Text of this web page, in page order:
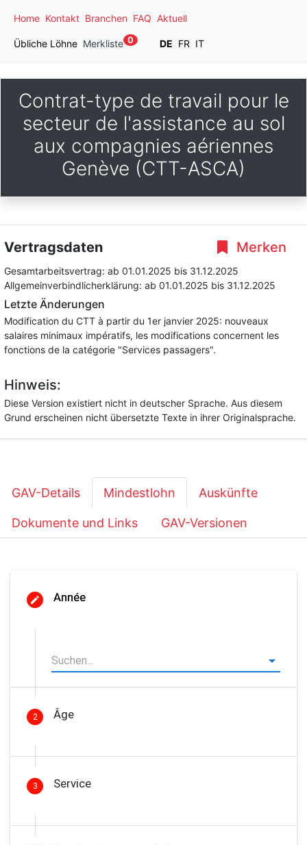
Home Kontakt Branchen FAQ Aktuell
Übliche Löhne Merkliste 0 DE FR IT
Contrat-type de travail pour le
secteur de l'assistance au sol
aux compagnies aériennes
Genève (CTT-ASCA)
Merken
Vertragsdaten
Gesamtarbeitsvertrag: ab 01.01.2025 bis 31.12.2025
Allgemeinverbindlicherklärung: ab 01.01.2025 bis 31.12.2025
Letzte Änderungen
Modification du CTT à partir du 1er janvier 2025: nouveaux
salaires minimaux impératifs, les modifications concernent les
fonctions de la catégorie "Services passagers".
Hinweis:
Diese Version existiert nicht in deutscher Sprache. Aus diesem
Grund erscheinen nicht übersetzte Texte in ihrer Originalsprache.
GAV-Details Mindestlohn Auskünfte
Dokumente und Links GAV-Versionen
Année
2 Âge
3 Service